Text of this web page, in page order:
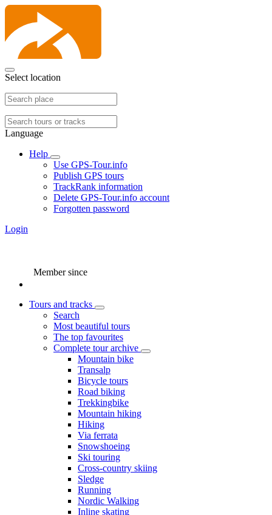
Select location
Language
Help
Use GPS-Tour.info
Publish GPS tours
TrackRank information
Delete GPS-Tour.info account
Forgotten password
Login
Member since
Tours and tracks
Search
Most beautiful tours
The top favourites
Complete tour archive
Mountain bike
Transalp
Bicycle tours
Road biking
Trekkingbike
Mountain hiking
Hiking
Via ferrata
Snowshoeing
Ski touring
Cross-country skiing
Sledge
Running
Nordic Walking
Inline skating